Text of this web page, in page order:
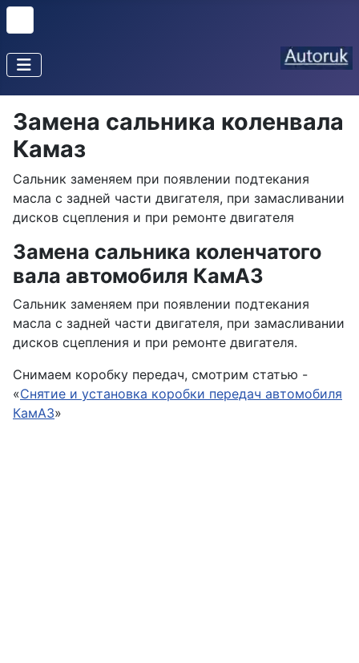
Замена сальника коленвала
Камаз
Сальник заменяем при появлении подтекания
масла с задней части двигателя, при замасливании
дисков сцепления и при ремонте двигателя
Замена сальника коленчатого
вала автомобиля КамАЗ
Сальник заменяем при появлении подтекания
масла с задней части двигателя, при замасливании
дисков сцепления и при ремонте двигателя.
Снимаем коробку передач, смотрим статью -
«Снятие и установка коробки передач автомобиля
КамАЗ»